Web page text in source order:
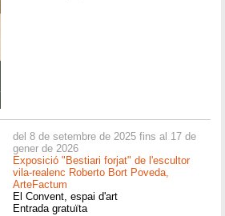
del 8 de setembre de 2025 fins al 17 de
gener de 2026
Exposició "Bestiari forjat" de l'escultor
vila-realenc Roberto Bort Poveda,
ArteFactum
El Convent, espai d'art
Entrada gratuïta